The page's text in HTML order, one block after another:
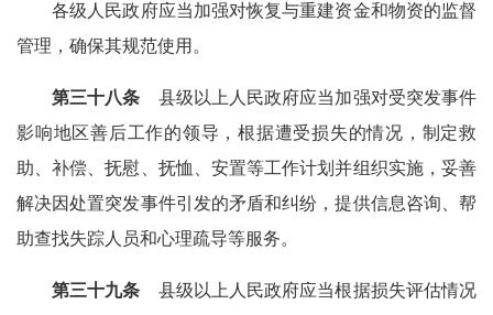
各级人民政府应当加强对恢复与重建资金和物资的监督
管理，确保其规范使用。
第三十八条 县级以上人民政府应当加强对受突发事件
影响地区善后工作的领导，根据遭受损失的情况，制定救
助、补偿、抚慰、抚恤、安置等工作计划并组织实施，妥善
解决因处置突发事件引发的矛盾和纠纷，提供信息咨询、帮
助查找失踪人员和心理疏导等服务。
第三十九条 县级以上人民政府应当根据损失评估情况